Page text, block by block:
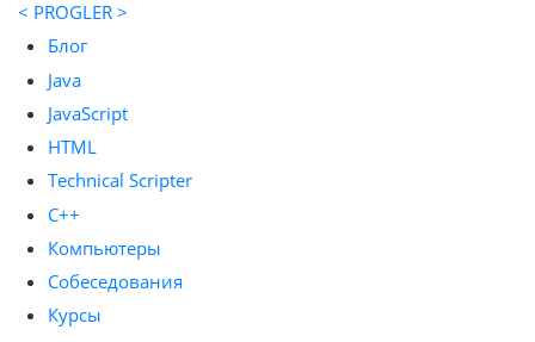
< PROGLER >
Блог
Java
JavaScript
HTML
Technical Scripter
C++
Компьютеры
Собеседования
Курсы